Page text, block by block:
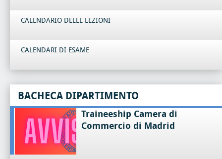
CALENDARIO DELLE LEZIONI
CALENDARI DI ESAME
BACHECA DIPARTIMENTO
Traineeship Camera di
Commercio di Madrid